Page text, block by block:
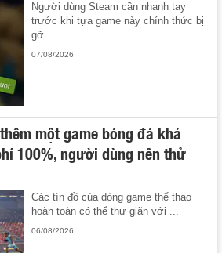
Người dùng Steam cần nhanh tay
trước khi tựa game này chính thức bị
gỡ ...
07/08/2026
một game bóng đá khá
100%, người dùng nên thử
Các tín đồ của dòng game thể thao
hoàn toàn có thể thư giãn với ...
06/08/2026